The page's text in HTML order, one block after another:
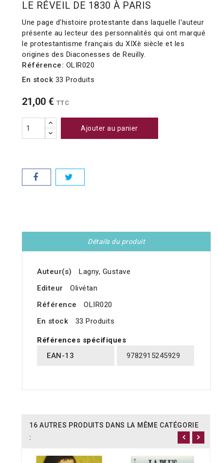
LE RÉVEIL DE 1830 À PARIS
Une page d'histoire protestante dans laquelle l'auteur
présente au lecteur des personnalités qui ont marqué
le protestantisme français du XIXè siècle et les
origines des Diaconesses de Reuilly.
Référence: OLIR020
En stock 33 Produits
21,00 € TTC
Ajouter au panier
Détails du produit
Auteur(s)
Lagny, Gustave
Editeur
Olivétan
Référence
OLIR020
En stock
33 Produits
Références spécifiques
EAN-13
9782915245929
16 AUTRES PRODUITS DANS LA MÊME CATÉGORIE
: